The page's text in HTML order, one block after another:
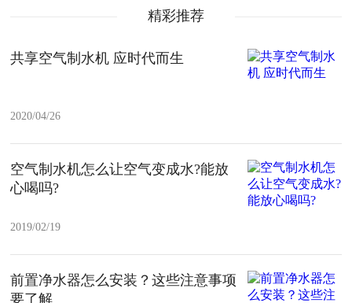
精彩推荐
共享空气制水机 应时代而生
2020/04/26
空气制水机怎么让空气变成水?能放
心喝吗?
2019/02/19
前置净水器怎么安装？这些注意事项
要了解